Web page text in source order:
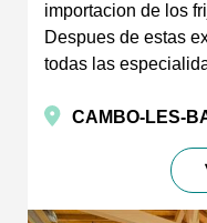
importacion de los
Despues de estas
todas las
CAMBO-LES-